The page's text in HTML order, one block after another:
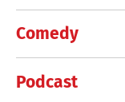
Comedy
Podcast